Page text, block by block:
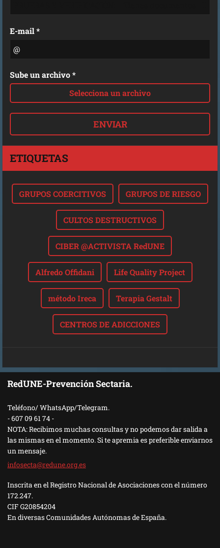
E-mail *
Sube un archivo *
Selecciona un archivo
ETIQUETAS
GRUPOS COERCITIVOS GRUPOS DE RIESGO
CULTOS DESTRUCTIVOS
CIBER @ACTIVISTA RedUNE
Alfredo Offidani Life Quality Project
método Ireca Terapia Gestalt
CENTROS DE ADICCIONES
RedUNE-Prevención Sectaria.
Teléfono/ WhatsApp/Telegram.
- 607 09 61 74 -
NOTA: Recibimos muchas consultas y no podemos dar salida a
las mismas en el momento. Si te apremia es preferible enviarnos
un mensaje.
infosecta@redune.org.es
Inscrita en el Registro Nacional de Asociaciones con el número
172.247.
CIF G20854204
En diversas Comunidades Autónomas de España.